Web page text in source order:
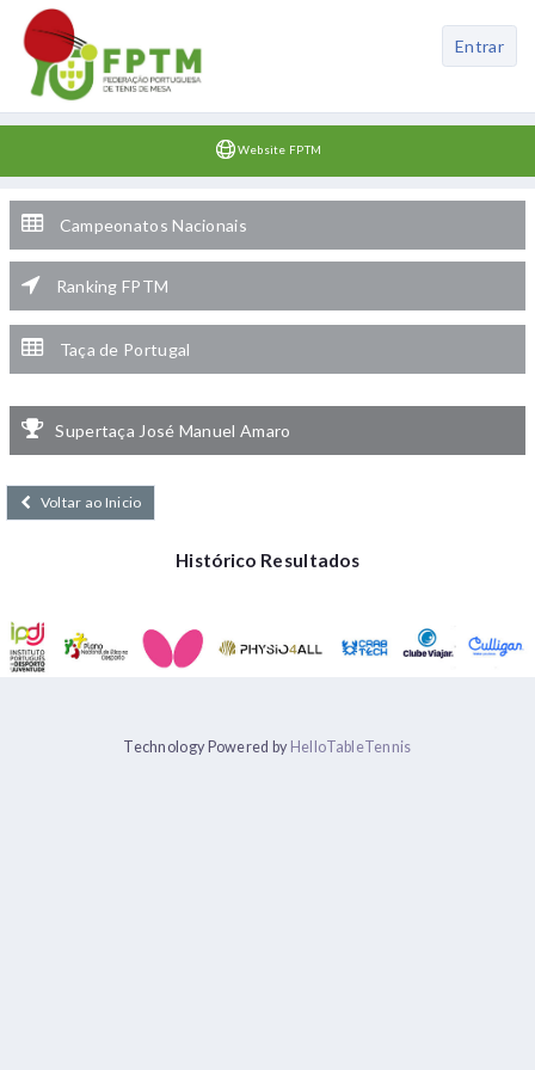
Website FPTM
Entrar
Campeonatos Nacionais
Ranking FPTM
Taça de Portugal
Supertaça José Manuel Amaro
Voltar ao Inicio
Histórico Resultados
Technology Powered by HelloTableTennis